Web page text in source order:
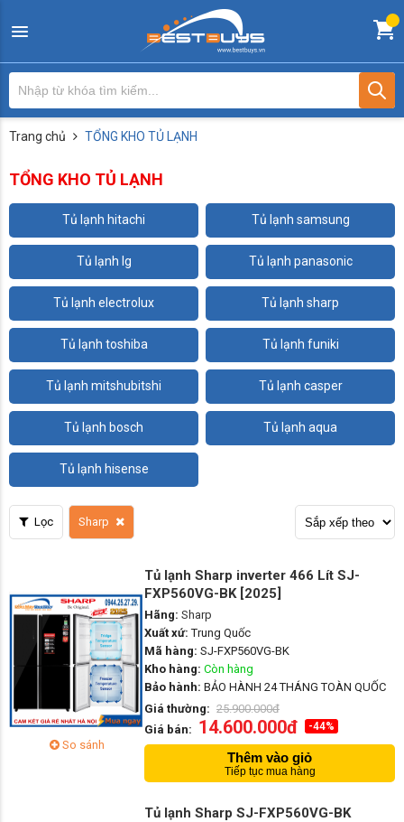
Trang chủ TỔNG KHO TỦ LẠNH
TỔNG KHO TỦ LẠNH
tủ lạnh hitachi tủ lạnh samsung
tủ lạnh lg tủ lạnh panasonic
tủ lạnh electrolux tủ lạnh sharp
tủ lạnh toshiba tủ lạnh funiki
tủ lạnh mitshubitshi tủ lạnh casper
tủ lạnh bosch tủ lạnh aqua
tủ lạnh hisense
Lọc Sharp
So sánh
Tủ lạnh Sharp inverter 466 Lít SJ-
FXP560VG-BK [2025]
Hãng: Sharp
Xuất xứ: Trung Quốc
Mã hàng: SJ-FXP560VG-BK
Kho hàng: Còn hàng
Bảo hành: BẢO HÀNH 24 THÁNG TOÀN QUỐC
Giá thường: 25.900.000đ
Giá bán: 14.600.000đ -44%
Thêm vào giỏ
Tiếp tục mua hàng
Tủ lạnh Sharp SJ-FXP560VG-BK